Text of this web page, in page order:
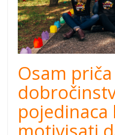
Osam
pojedinaca